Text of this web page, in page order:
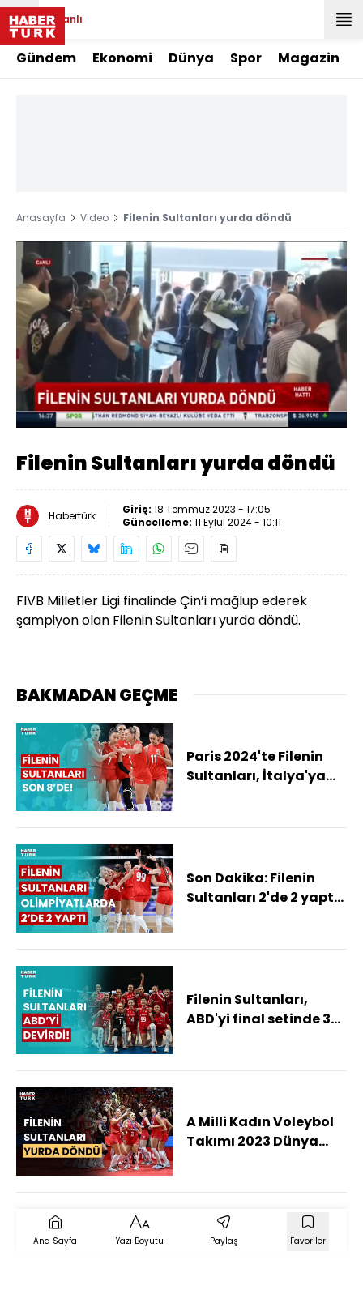
Canlı
Gündem Ekonomi Dünya Spor Magazin
Anasayfa Video Filenin Sultanları yurda döndü
Sesi
Aç
Yüklendi:
9.86%
Oynatma
Hızı
Filenin Sultanları yurda döndü
Habertürk Giriş: 18 Temmuz 2023 - 17:05
Güncelleme: 11 Eylül 2024 - 10:11
FIVB Milletler Ligi finalinde Çin’i mağlup ederek
şampiyon olan Filenin Sultanları yurda döndü.
BAKMADAN GEÇME
Paris 2024'te Filenin
Sultanları, İtalya'ya
Son Dakika: Filenin
Sultanları 2'de 2 yaptı!
garantiledi!
Filenin Sultanları,
ABD'yi final setinde 3-2
A Milli Kadın Voleybol
Takımı 2023 Dünya
Ana Sayfa Yazı Boyutu Paylaş Favoriler